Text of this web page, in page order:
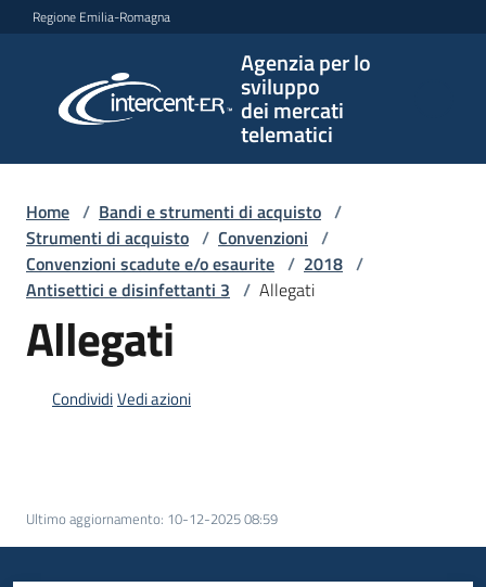
Vai al contenuto
Vai alla navigazione
Vai al footer
Regione Emilia-Romagna
Agenzia per lo
sviluppo
dei mercati
telematici
per lo
sviluppo
telematici
Bandi
Home / Bandi e strumenti di acquisto /
Strumenti di acquisto / Convenzioni /
Convenzioni scadute e/o esaurite / 2018 /
Antisettici e disinfettanti 3 / Allegati
Allegati
CondividiVedi azioni
Ultimo aggiornamento: 10-12-2025 08:59